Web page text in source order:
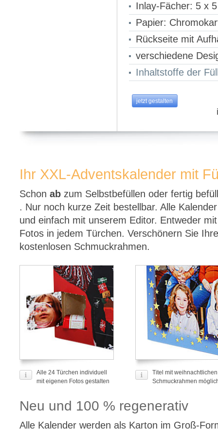
Inlay-Fächer: 5 x
Papier:
Rückseite mit
verschiedene
Inhaltstoffe der
jetzt gestalten
Ihr XXL-Adventskalender mit
Schon ab zum Selbstbefüllen oder fertig
. Nur noch kurze Zeit bestellbar. Alle
und einfach mit unserem Editor. Entweder
Fotos in jedem Türchen. Verschönern Sie
kostenlosen Schmuckrahmen.
Alle 24 Türchen individuell
mit eigenen Fotos gestalten
Titel mit weihnachtlichen
Schmuckrahmen
Neu und 100 % regenerativ
Alle Kalender werden als Karton im Groß-